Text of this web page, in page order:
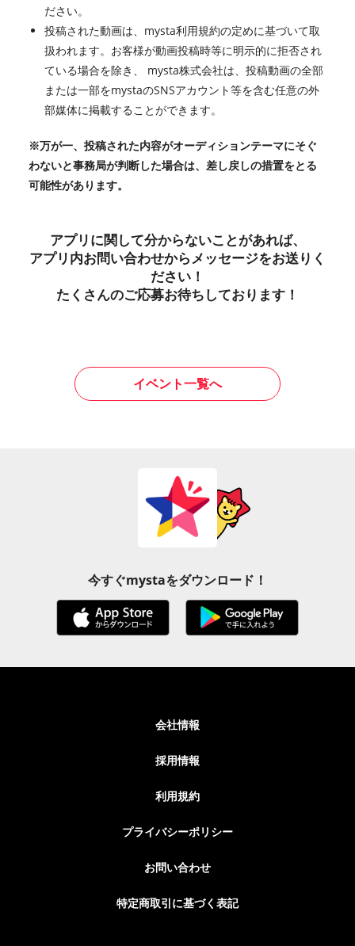
ださい。
投稿された動画は、mysta利用規約の定めに基づいて取
扱われます。お客様が動画投稿時等に明示的に拒否され
ている場合を除き、 mysta株式会社は、投稿動画の全部
または一部をmystaのSNSアカウント等を含む任意の外
部媒体に掲載することができます。
※万が一、投稿された内容がオーディションテーマにそぐ
わないと事務局が判断した場合は、差し戻しの措置をとる
可能性があります。
アプリに関して分からないことがあれば、
アプリ内お問い合わせからメッセージをお送りく
ださい！
たくさんのご応募お待ちしております！
イベント一覧へ
今すぐmystaをダウンロード！
会社情報
採用情報
利用規約
プライバシーポリシー
お問い合わせ
特定商取引に基づく表記